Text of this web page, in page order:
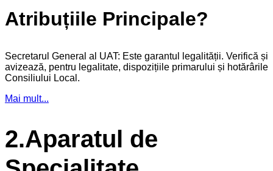
Atribuțiile Principale?
Secretarul General al UAT: Este garantul legalității. Verifică și
avizează, pentru legalitate, dispozițiile primarului și hotărârile
Consiliului Local.
Mai mult...
2.Aparatul de